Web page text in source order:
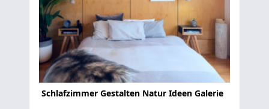
Schlafzimmer Gestalten Natur Ideen Galerie